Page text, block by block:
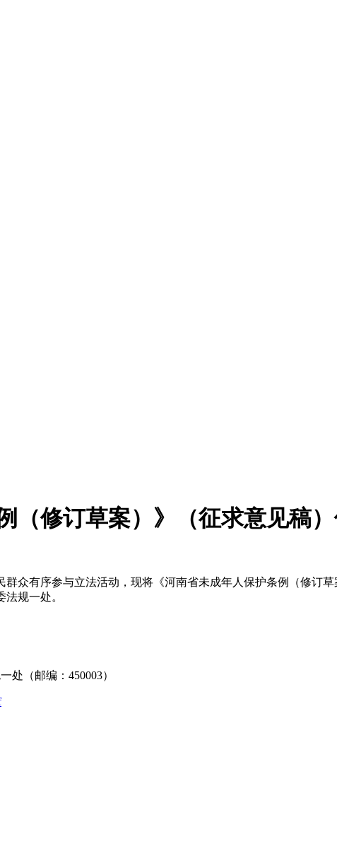
（修订草案）》（征求意见稿
有序参与立法活动，现将《河南省未成年人保护条例（修订
规一处。
（邮编：450003）